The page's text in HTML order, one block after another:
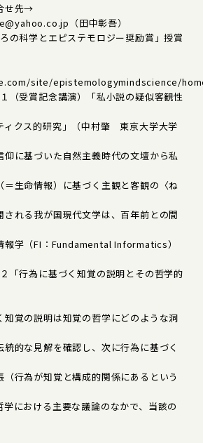
せ先→
（田中彰吾）
の科学とエピステモロジー奨励賞」授賞
site/epistemologymindscience/
（受賞記念講演）「私小説の疑似客観性
ィクス的研究」（中村肇 東京大学大学
仰に基づいた自然主義時代の文壇から私
＝生命情報）に基づく主観と客観の〈ね
される我が国現代文学は、百年前との間
報学（FI：Fundamental Informatics）
「行為に基づく知覚の説明とその哲学的
知覚の説明は知覚の哲学にどのような洞
的な見解を確認し、次に行為に基づく
行為が知覚と構成的関係にあるという
における主要な議論のなかで、当該の